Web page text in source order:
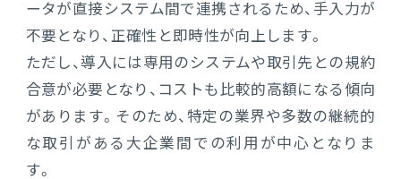
ータが直接システム間で連携されるため、手入力が
不要となり、正確性と即時性が向上します。
ただし、導入には専用のシステムや取引先との規約
合意が必要となり、コストも比較的高額になる傾向
があります。そのため、特定の業界や多数の継続的
な取引がある大企業間での利用が中心となりま
す。